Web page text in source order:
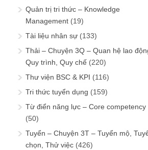
Quản trị tri thức – Knowledge
Management (19)
Tài liệu nhân sự (133)
Thải – Chuyện 3Q – Quan hệ lao
Quy trình, Quy chế (220)
Thư viện BSC & KPI (116)
Tri thức tuyển dụng (159)
Từ điển năng lực – Core competency
(50)
Tuyển – Chuyện 3T – Tuyển mộ,
chọn, Thử việc (426)